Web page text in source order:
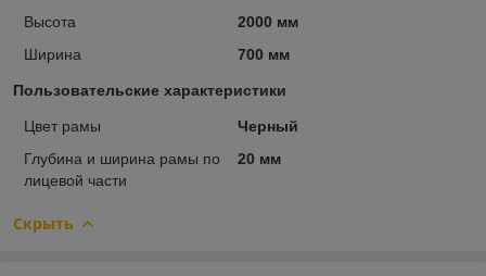
Высота
2000 мм
Ширина
700 мм
Пользовательские характеристики
Цвет рамы
Черный
Глубина и ширина рамы по
лицевой части
20 мм
Скрыть